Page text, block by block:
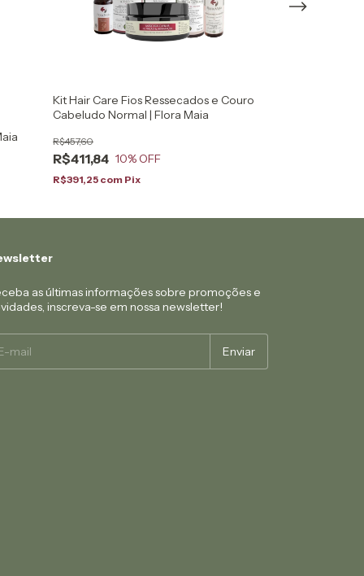
Kit Hair Care Fios Ressecados e Couro
Cabeludo Normal | Flora Maia
R$411,84
R$457,60
10% OFF
R$391,25 com Pix
as últimas informações sobre promoções e
inscreva-se em nossa newsletter!